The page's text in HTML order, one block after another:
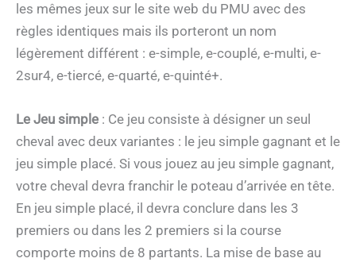
les mêmes jeux sur le site web du PMU avec des
règles identiques mais ils porteront un nom
légèrement différent : e-simple, e-couplé, e-multi, e-
2sur4, e-tiercé, e-quarté, e-quinté+.
Le Jeu simple : Ce jeu consiste à désigner un seul
cheval avec deux variantes : le jeu simple gagnant et le
jeu simple placé. Si vous jouez au jeu simple gagnant,
votre cheval devra franchir le poteau d’arrivée en tête.
En jeu simple placé, il devra conclure dans les 3
premiers ou dans les 2 premiers si la course
comporte moins de 8 partants. La mise de base au